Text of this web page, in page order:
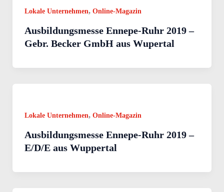
Lokale Unternehmen, Online-Magazin
Ausbildungsmesse Ennepe-Ruhr 2019 –
Gebr. Becker GmbH aus Wupertal
Lokale Unternehmen, Online-Magazin
Ausbildungsmesse Ennepe-Ruhr 2019 –
E/D/E aus Wuppertal